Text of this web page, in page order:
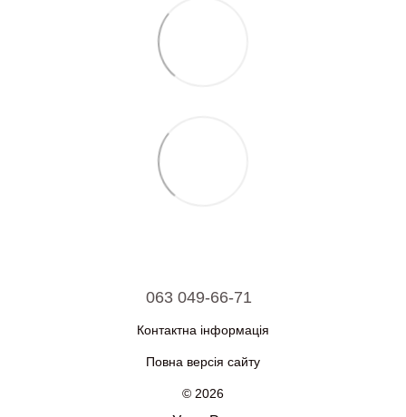
063 049-66-71
Контактна інформація
Повна версія сайту
© 2026